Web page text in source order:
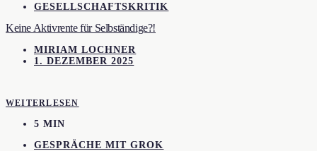
GESELLSCHAFTSKRITIK
Keine Aktivrente für Selbständige?!
MIRIAM LOCHNER
1. DEZEMBER 2025
WEITERLESEN
5 MIN
GESPRÄCHE MIT GROK